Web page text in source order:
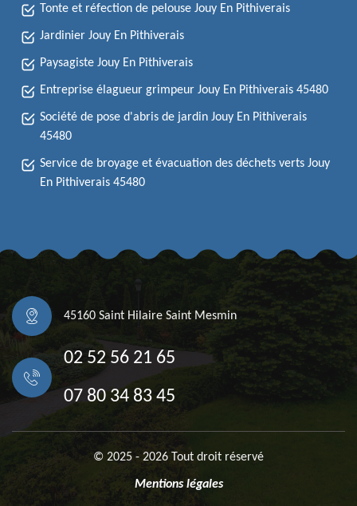
Tonte et réfection de pelouse Jouy En Pithiverais
Jardinier Jouy En Pithiverais
Paysagiste Jouy En Pithiverais
Entreprise élagueur grimpeur Jouy En Pithiverais 45480
Société de pose d'abris de jardin Jouy En Pithiverais
45480
Service de broyage et évacuation des déchets verts Jouy
En Pithiverais 45480
45160 Saint Hilaire Saint Mesmin
02 52 56 21 65
07 80 34 83 45
© 2025 - 2026 Tout droit réservé
Mentions légales